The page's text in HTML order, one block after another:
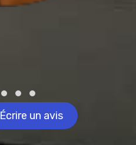
Écrire un avis